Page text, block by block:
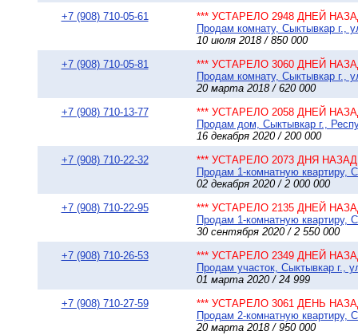
+7 (908) 710-05-61
*** УСТАРЕЛО 2948 ДНЕЙ
Продам комнату, Сыктывкар г.,
10 июля 2018 / 850 000
+7 (908) 710-05-81
*** УСТАРЕЛО 3060 ДНЕЙ
Продам комнату, Сыктывкар г.,
20 марта 2018 / 620 000
+7 (908) 710-13-77
*** УСТАРЕЛО 2058 ДНЕЙ
Продам дом, Сыктывкар г.,
16 декабря 2020 / 200 000
+7 (908) 710-22-32
*** УСТАРЕЛО 2073 ДНЯ НАЗАД
Продам 1-комнатную квартиру,
02 декабря 2020 / 2 000 000
+7 (908) 710-22-95
*** УСТАРЕЛО 2135 ДНЕЙ
Продам 1-комнатную квартиру,
30 сентября 2020 / 2 550 000
+7 (908) 710-26-53
*** УСТАРЕЛО 2349 ДНЕЙ
Продам участок, Сыктывкар г.,
01 марта 2020 / 24 999
+7 (908) 710-27-59
*** УСТАРЕЛО 3061 ДЕНЬ
Продам 2-комнатную квартиру,
20 марта 2018 / 950 000